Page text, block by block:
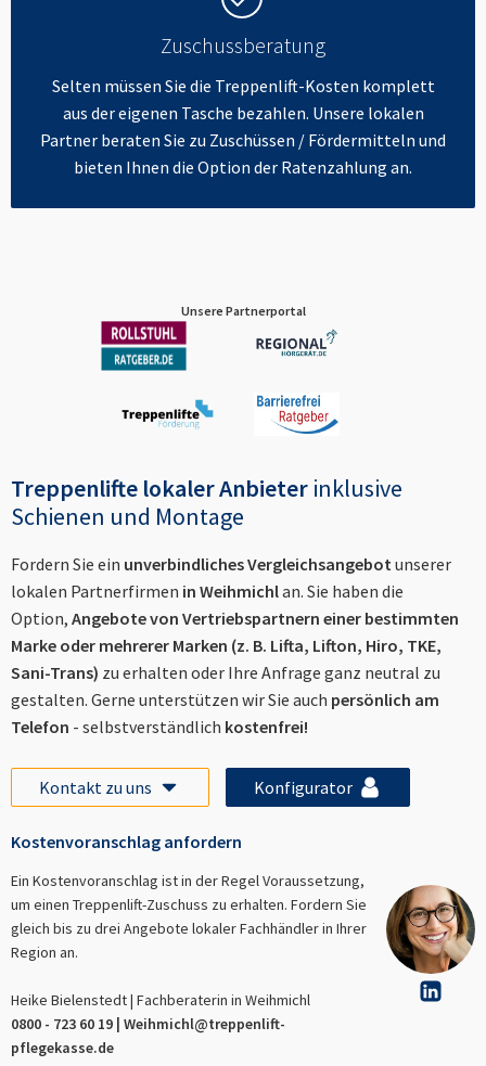
Zuschussberatung
Selten müssen Sie die Treppenlift-Kosten komplett
aus der eigenen Tasche bezahlen. Unsere lokalen
Partner beraten Sie zu Zuschüssen / Fördermitteln und
bieten Ihnen die Option der Ratenzahlung an.
Unsere Partnerportal
Treppenlifte lokaler Anbieter inklusive
Schienen und Montage
Fordern Sie ein unverbindliches Vergleichsangebotunserer
lokalen Partnerfirmen in Weihmichlan. Sie haben die
Option, Angebote von Vertriebspartnern einer bestimmten
Marke oder mehrerer Marken (z. B. Lifta, Lifton, Hiro, TKE,
Sani-Trans) zu erhalten oder Ihre Anfrage ganz neutral zu
gestalten. Gerne unterstützen wir Sie auch persönlich am
Telefon - selbstverständlich kostenfrei!
Kontakt zu uns Konfigurator
Kostenvoranschlag anfordern
Ein Kostenvoranschlag ist in der Regel Voraussetzung,
um einen Treppenlift-Zuschuss zu erhalten. Fordern Sie
gleich bis zu drei Angebote lokaler Fachhändler in Ihrer
Region an.
Heike Bielenstedt | Fachberaterin in Weihmichl
0800 - 723 60 19 | Weihmichl@treppenlift-
pflegekasse.de